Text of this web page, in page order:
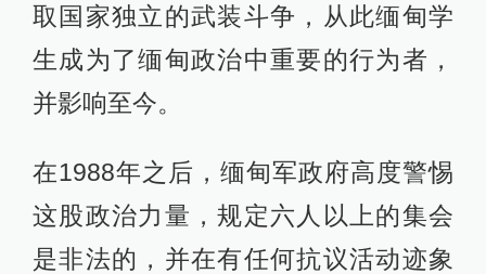
取国家独立的武装斗争，从此缅甸学
生成为了缅甸政治中重要的行为者，
并影响至今。
在1988年之后，缅甸军政府高度警惕
这股政治力量，规定六人以上的集会
是非法的，并在有任何抗议活动迹象